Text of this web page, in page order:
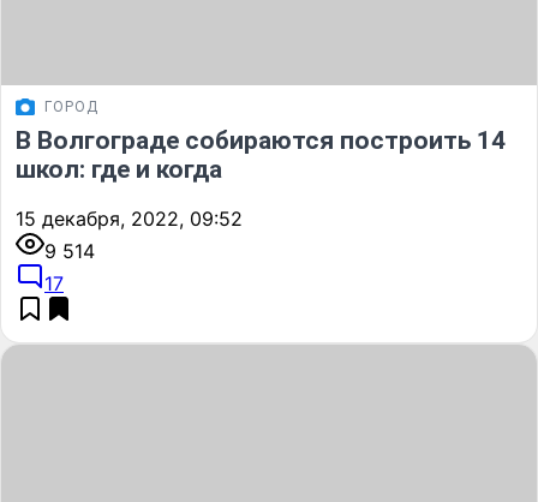
ГОРОД
В Волгограде собираются построить 14
школ: где и когда
15 декабря, 2022, 09:52
9 514
17